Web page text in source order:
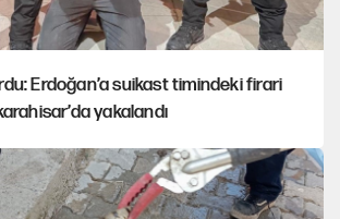
Erdoğan’a suikast timindeki firari
yakalandı